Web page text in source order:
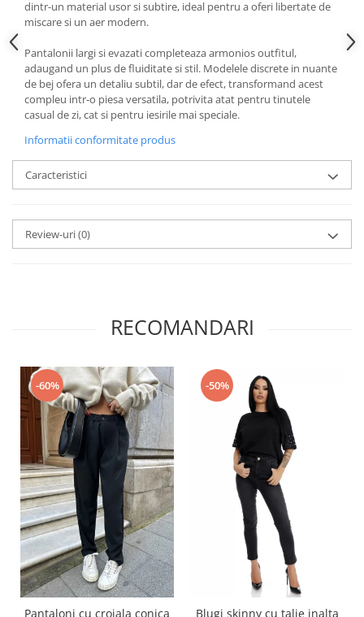
dintr-un material usor si subtire, ideal pentru a oferi libertate de
miscare si un aer modern.
Pantalonii largi si evazati completeaza armonios outfitul,
adaugand un plus de fluiditate si stil. Modelele discrete in nuante
de bej ofera un detaliu subtil, dar de efect, transformand acest
compleu intr-o piesa versatila, potrivita atat pentru tinutele
casual de zi, cat si pentru iesirile mai speciale.
Informatii conformitate produs
Caracteristici
Review-uri(0)
RECOMANDARI
-60%
Pantaloni cu croiala conica
-50%
Blugi skinny cu talie inalta